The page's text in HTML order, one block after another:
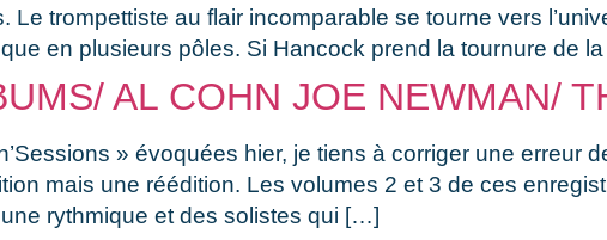
Le trompettiste au flair incomparable se tourne vers
en plusieurs pôles. Si Hancock prend la tournure de
AL COHN JOE NEWMAN/
» évoquées hier, je tiens à corriger une erreur
mais une réédition. Les volumes 2 et 3 de ces
rythmique et des solistes qui […]